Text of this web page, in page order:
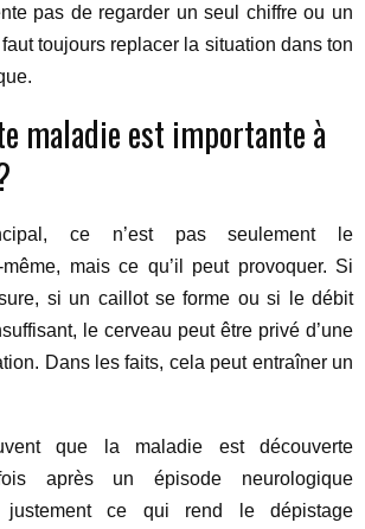
pas de regarder un seul chiffre ou un
toujours replacer la situation dans ton
maladie est importante à
ce n’est pas seulement le
même, mais ce qu’il peut provoquer. Si
si un caillot se forme ou si le débit
le cerveau peut être privé d’une
Dans les faits, cela peut entraîner un
que la maladie est découverte
après un épisode neurologique
justement ce qui rend le dépistage